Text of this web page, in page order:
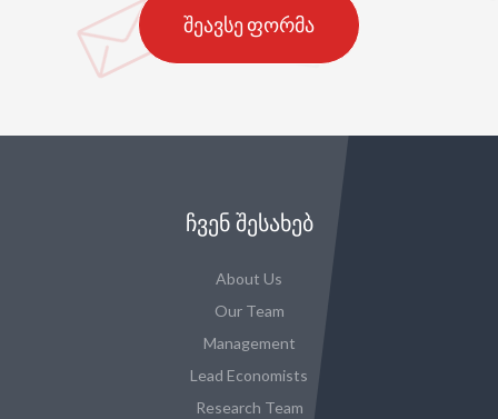
შეავსე ფორმა
ᲩᲕᲔᲜ ᲨᲔᲡᲐᲮᲔᲑ
About Us
Our Team
Management
Lead Economists
Research Team